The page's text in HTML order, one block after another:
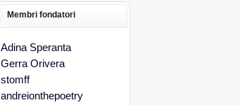
Membri fondatori
Adina Speranta
Gerra Orivera
stomff
andreionthepoetry